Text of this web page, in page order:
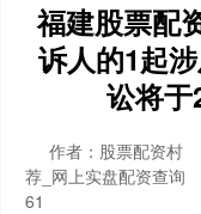
福建股票配
诉人的1起
讼将于
作者：股票配资村
荐_网上实盘配资查询
61